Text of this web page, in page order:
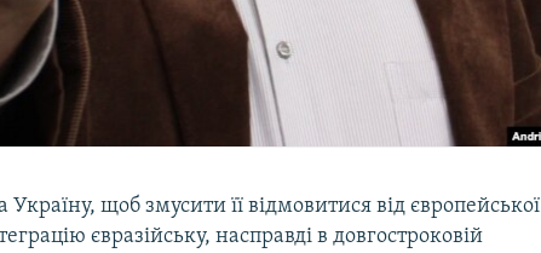
щоб змусити її відмовитися від європейської
євразійську, насправді в довгостроковій